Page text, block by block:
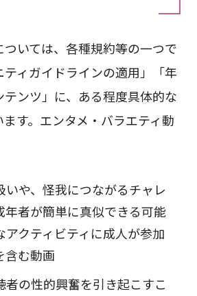
ついては、各種規約等の一つで
ィガイドラインの適用」「年
ンツ」に、ある程度具体的な
す。エンタメ・バラエティ動
いや、怪我につながるチャレ
年者が簡単に真似できる可能
アクティビティに成人が参加
含む動画
者の性的興奮を引き起こすこ